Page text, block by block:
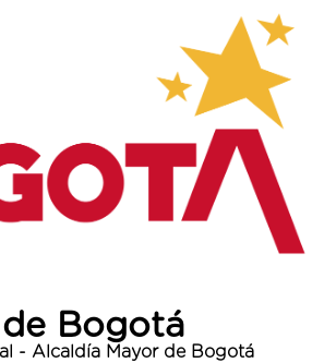
Bogotá
- Alcaldía Mayor de Bogotá